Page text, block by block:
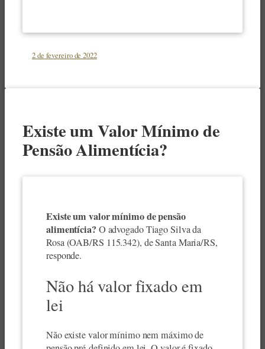
2 de fevereiro de 2022
Existe um Valor Mínimo de
Pensão Alimentícia?
Existe um valor mínimo de pensão
alimentícia?O advogado Tiago Silva da
Rosa (OAB/RS 115.342), de Santa Maria/RS,
responde.
Não há valor fixado em
lei
Não existe valor mínimo nem máximo de